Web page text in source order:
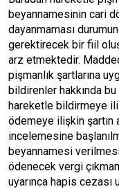
beyannamesinin cari
dayanmaması
gerektirecek bir fiil
arz etmektedir.
pişmanlık şartlarına
bildirenler hakkında
hareketle bildirmeye
ödemeye ilişkin şartın
incelemesine
beyannamesi
ödenecek vergi
uyarınca hapis cezası